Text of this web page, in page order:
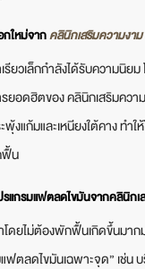
กใหม่จาก คลินิกเสริมความงาม
รียวเล็กกำลังได้รับความนิย
รยอดฮิตของ คลินิกเสริมความ
พุ้งแก้มและเหนียงใต้คาง ทำ
ฟื้น
ปรแกรมแฟตลดไขมันจากคลินิกเ
ดยไม่ต้องพักฟื้นเกิดขึ้นมาก
ฟตลดไขมันเฉพาะจุด” เช่น บ